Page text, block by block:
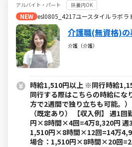
アルバイト・パート 扶養内OK
NEW esl0805_4217ユースタイルラボラ
介護職(無資格)
介護（介護）
時給1,510円以上 ※同行時給
同行する際はこちらの時給にな
方で2週間で独り立ちも可能。
（既定あり） 【収入例】 週1
円×8時間×4回=4万8,320円 週3
1,510円×8時間×12回=14万
場合：1,510円×8時間×20回